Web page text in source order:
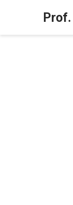
Prof.